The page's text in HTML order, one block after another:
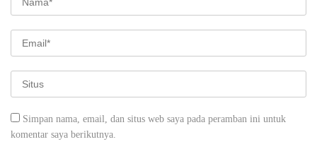
Simpan nama, email, dan situs web saya pada peramban ini untuk
komentar saya berikutnya.